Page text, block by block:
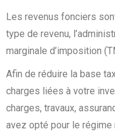
Les revenus fonciers
type de revenu,
marginale d’imposition
Afin de réduire la base
charges liées à votre
charges, travaux,
avez opté pour le régime